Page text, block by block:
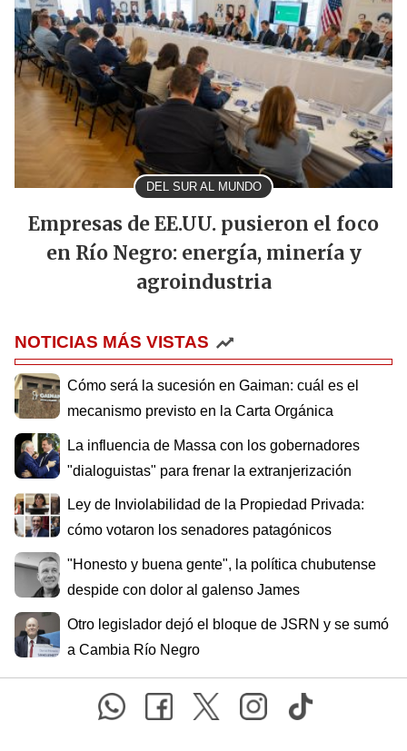
DEL SUR AL MUNDO
Empresas de EE.UU. pusieron el foco
en Río Negro: energía, minería y
agroindustria
NOTICIAS MÁS VISTAS
Cómo será la sucesión en Gaiman: cuál es el
mecanismo previsto en la Carta Orgánica
La influencia de Massa con los gobernadores
"dialoguistas" para frenar la extranjerización
Ley de Inviolabilidad de la Propiedad Privada:
cómo votaron los senadores patagónicos
"Honesto y buena gente", la política chubutense
despide con dolor al galenso James
Otro legislador dejó el bloque de JSRN y se sumó
a Cambia Río Negro